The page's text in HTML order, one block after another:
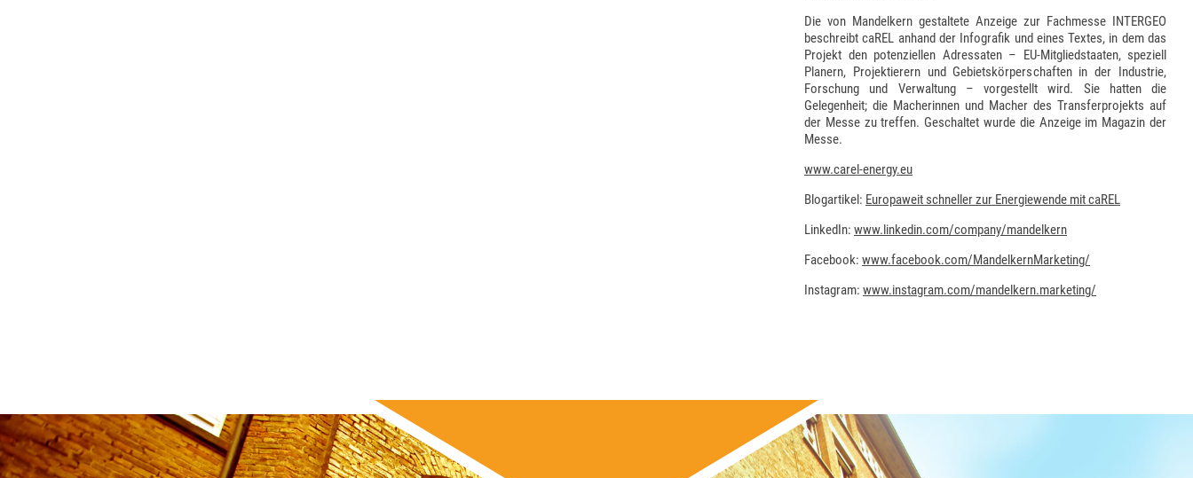
Die von Mandelkern gestaltete Anzeige zur Fachmesse INTERGEO
beschreibt caREL anhand der Infografik und eines Textes, in dem das
Projekt den potenziellen Adressaten – EU-Mitgliedstaaten, speziell
Planern, Projektierern und Gebietskörperschaften in der Industrie,
Forschung und Verwaltung – vorgestellt wird. Sie hatten die
Gelegenheit; die Macherinnen und Macher des Transferprojekts auf
der Messe zu treffen. Geschaltet wurde die Anzeige im Magazin der
Messe.
www.carel-energy.eu
Blogartikel: Europaweit schneller zur Energiewende mit caREL
LinkedIn: www.linkedin.com/company/mandelkern
Facebook: www.facebook.com/MandelkernMarketing/
Instagram: www.instagram.com/mandelkern.marketing/